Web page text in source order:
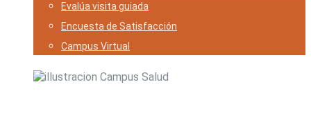
Evalúa visita guiada
Encuesta de Satisfacción
Campus Virtual